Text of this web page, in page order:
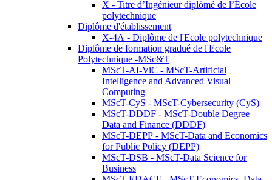
X - Titre d’Ingénieur diplômé de l’École
polytechnique
Diplôme d'établissement
X-4A - Diplôme de l'Ecole polytechnique
Diplôme de formation gradué de l'Ecole
Polytechnique -MSc&T
MScT-AI-ViC - MScT-Artificial
Intelligence and Advanced Visual
Computing
MScT-CyS - MScT-Cybersecurity (CyS)
MScT-DDDF - MScT-Double Degree
Data and Finance (DDDF)
MScT-DEPP - MScT-Data and Economics
for Public Policy (DEPP)
MScT-DSB - MScT-Data Science for
Business